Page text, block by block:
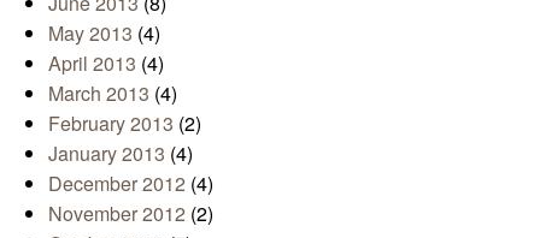
May 2013 (4)
April 2013 (4)
March 2013 (4)
February 2013 (2)
January 2013 (4)
December 2012 (4)
November 2012 (2)